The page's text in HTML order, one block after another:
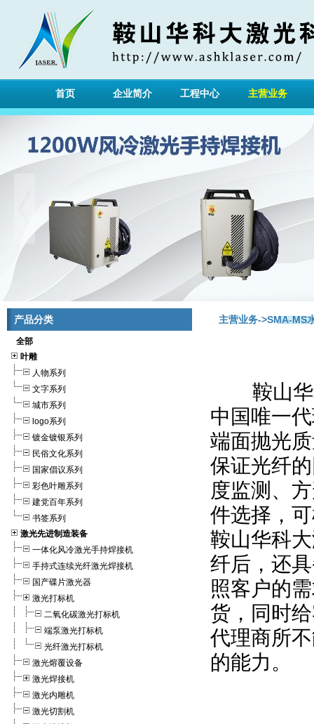
首页 企业简介 工程中心 主营业务
产品分类
全部
叶雕
人物系列
文字系列
城市系列
logo系列
镀金镀银系列
民俗文化系列
国家倡议系列
彩色叶雕系列
建党百年系列
书签系列
激光先进制造装备
一体化风冷激光手持焊接机
手持式连续光纤激光焊接机
国产碟片激光器
激光打标机
二氧化碳激光打标机
端泵激光打标机
光纤激光打标机
激光熔覆设备
激光焊接机
激光内雕机
激光切割机
主营业务->SMA-MS
鞍山华
中国唯一
端面抛光
保证光纤
度监测、
件选择，
鞍山华科
纤后，还
照客户的
货，同时
代理商所
的能力。